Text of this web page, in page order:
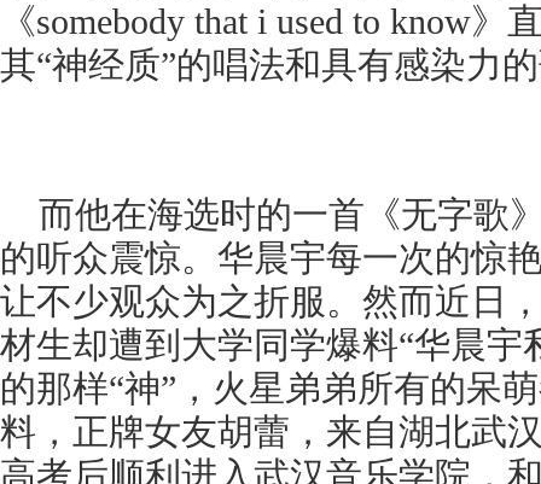
《somebody that i used to know
其“神经质”的唱法和具有感染力
而他在海选时的一首《无字歌
的听众震惊。华晨宇每一次的惊
让不少观众为之折服。然而近日
材生却遭到大学同学爆料“华晨宇
的那样“神”，火星弟弟所有的呆
料，正牌女友胡蕾，来自湖北武
高考后顺利进入武汉音乐学院，